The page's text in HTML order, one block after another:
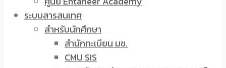
ระบบสารสนเทศ
สำหรับนักศึกษา
สำนักทะเบียน มช.
CMU SIS